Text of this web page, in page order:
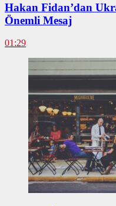
Hakan Fidan’dan
Önemli Mesaj
01:29